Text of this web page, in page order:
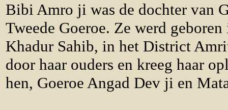
Bibi Amro ji was de dochter van
Tweede Goeroe. Ze werd
Khadur Sahib, in het District
door haar ouders en kreeg haar
hen, Goeroe Angad Dev ji en